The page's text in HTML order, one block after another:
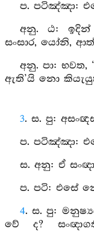
ප. පටිඤ්ඤා:
අනු. ඨ: ඉදින්
සංසාර, යෝනි,
අනු. පා: භවත,
ඇති’යි නො
3. ස. පු:
ප. පටිඤ්ඤා:
ස. අනු: ඒ
ප. පටි: එසේ
4. ස. පු:
වේ ද?